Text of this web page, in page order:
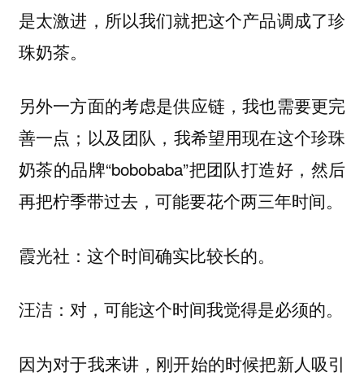
是太激进，所以我们就把这个产品调成了珍
珠奶茶。
另外一方面的考虑是供应链，我也需要更完
善一点；以及团队，我希望用现在这个珍珠
奶茶的品牌“bobobaba”把团队打造好，然后
再把柠季带过去，可能要花个两三年时间。
霞光社 ：这个时间确实比较长的。
汪洁：对，可能这个时间我觉得是必须的。
因为对于我来讲，刚开始的时候把新人吸引